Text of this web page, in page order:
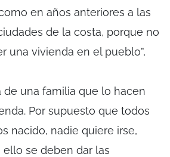
en años anteriores a las
de la costa, porque no
una vivienda en el pueblo”,
de una familia que lo hacen
Por supuesto que todos
nacido, nadie quiere irse,
se deben dar las